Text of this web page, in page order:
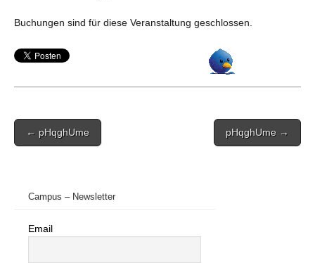
Buchungen sind für diese Veranstaltung geschlossen.
Post
navigation
← pHqghUme pHqghUme →
Campus – Newsletter
Email